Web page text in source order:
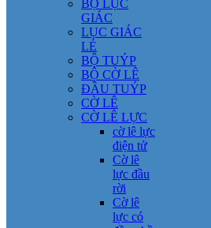
BỘ LỤC
GIÁC
LỤC GIÁC
LẺ
BỘ TUÝP
BỘ CỜ LÊ
ĐẦU TUÝP
CỜ LÊ
CỜ LÊ LỰC
cờ lê lực
điện tử
Cờ lê
lực đầu
rời
Cờ lê
lực có